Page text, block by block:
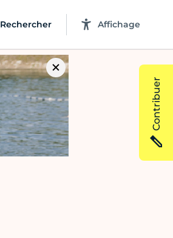
Rechercher Affichage
Contribuer